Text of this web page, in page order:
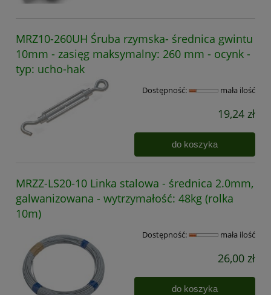
MRZ10-260UH Śruba rzymska- średnica gwintu
10mm - zasięg maksymalny: 260 mm - ocynk -
typ: ucho-hak
Dostępność: mała ilość
19,24 zł
do koszyka
MRZZ-LS20-10 Linka stalowa - średnica 2.0mm,
galwanizowana - wytrzymałość: 48kg (rolka
10m)
Dostępność: mała ilość
26,00 zł
do koszyka